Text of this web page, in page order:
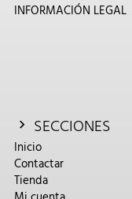
INFORMACIÓN LEGAL
SECCIONES
Inicio
Contactar
Tienda